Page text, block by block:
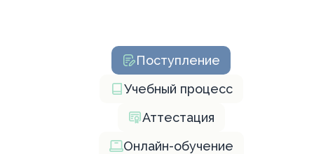
Поступление
Учебный процесс
Аттестация
Онлайн-обучение